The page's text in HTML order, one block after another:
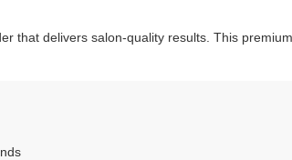
that delivers salon-quality results. This